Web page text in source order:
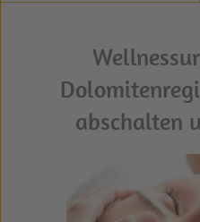
abschalten